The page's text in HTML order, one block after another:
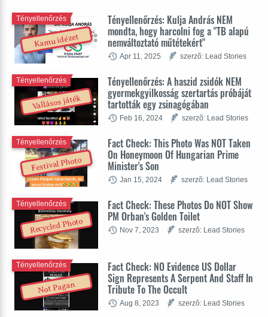
Kamu idézet
Tényellenőrzés: Kulja András NEM
mondta, hogy harcolni fog a "TB alapú
nemváltoztató műtétekért"
Tényellenőrzés
Apr 11, 2025 szerzõ: Lead Stories
Vallásos játék
Tényellenőrzés: A haszid zsidók NEM
gyermekgyilkosság szertartás próbáját
tartották egy zsinagógában
Tényellenőrzés
Feb 16, 2024 szerzõ: Lead Stories
Festival Photo
Fact Check: This Photo Was NOT Taken
On Honeymoon Of Hungarian Prime
Minister's Son
Tényellenőrzés
Jan 15, 2024 szerzõ: Lead Stories
Recycled Photo
Fact Check: These Photos Do NOT Show
PM Orban's Golden Toilet
Tényellenőrzés
Nov 7, 2023 szerzõ: Lead Stories
Not Pagan
Fact Check: NO Evidence US Dollar
Sign Represents A Serpent And Staff In
Tribute To The Occult
Tényellenőrzés
Aug 8, 2023 szerzõ: Lead Stories